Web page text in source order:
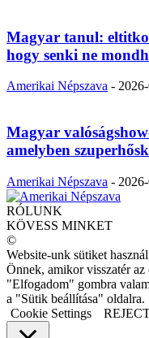
Magyar tanul:
hogy senki ne
Amerikai Népszava -
Magyar
amelyben
Amerikai Népszava -
RÓLUNK
KÖVESS MINKET
©
Website-unk sütiket
Önnek, amikor visszatér
"Elfogadom" gombra
a "Sütik beállítása" oldalra.
Cookie Settings